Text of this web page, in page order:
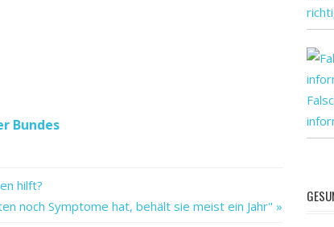
Bundes
hilft?
noch Symptome hat, behält sie meist ein Jahr"